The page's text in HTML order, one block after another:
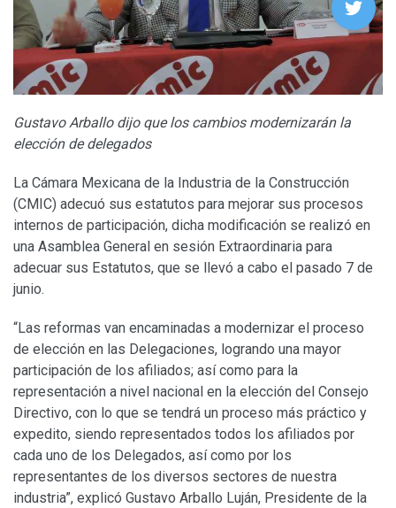
Gustavo Arballo dijo que los cambios modernizarán la
elección de delegados
La Cámara Mexicana de la Industria de la Construcción
(CMIC) adecuó sus estatutos para mejorar sus procesos
internos de participación, dicha modificación se realizó en
una Asamblea General en sesión Extraordinaria para
adecuar sus Estatutos, que se llevó a cabo el pasado 7 de
junio.
“Las reformas van encaminadas a modernizar el proceso
de elección en las Delegaciones, logrando una mayor
participación de los afiliados; así como para la
representación a nivel nacional en la elección del Consejo
Directivo, con lo que se tendrá un proceso más práctico y
expedito, siendo representados todos los afiliados por
cada uno de los Delegados, así como por los
representantes de los diversos sectores de nuestra
industria”, explicó Gustavo Arballo Luján, Presidente de la